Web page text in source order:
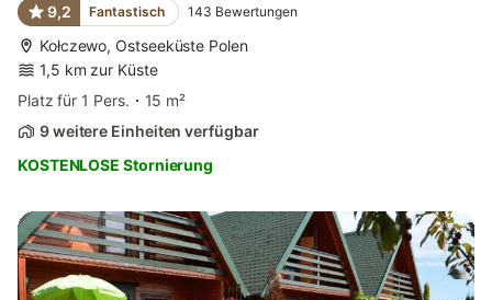
9,2 Fantastisch 143 Bewertungen
Kołczewo, Ostseeküste Polen
1,5 km zur Küste
Platz für 1 Pers.
15 m²
9 weitere Einheiten verfügbar
KOSTENLOSE Stornierung